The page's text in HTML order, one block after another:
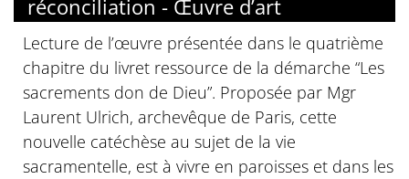
réconciliation - Œuvre d’art
Lecture de l’œuvre présentée dans le quatrième
chapitre du livret ressource de la démarche “Les
sacrements don de Dieu”. Proposée par Mgr
Laurent Ulrich, archevêque de Paris, cette
nouvelle catéchèse au sujet de la vie
sacramentelle, est à vivre en paroisses et dans les